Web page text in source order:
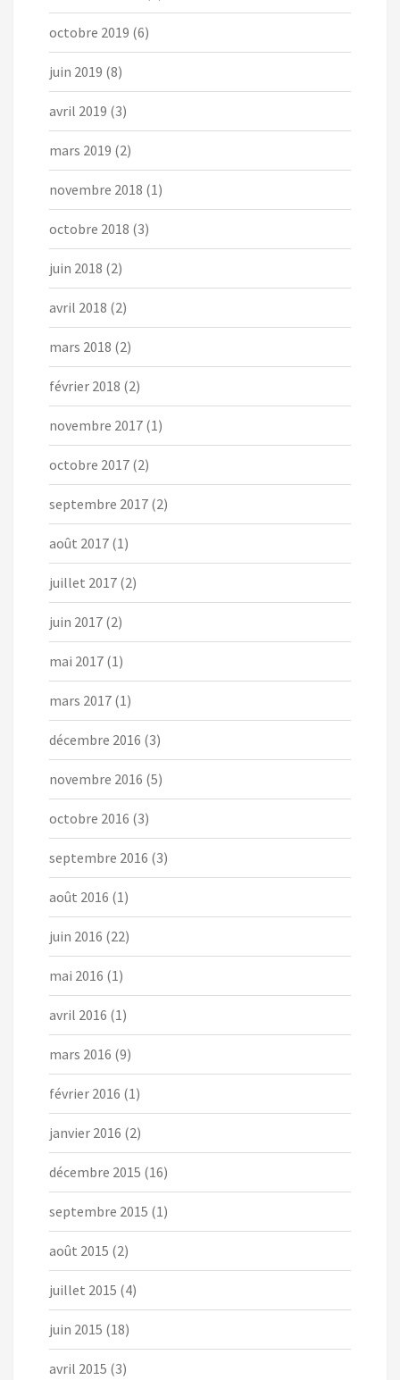
octobre 2019 (6)
juin 2019 (8)
avril 2019 (3)
mars 2019 (2)
novembre 2018 (1)
octobre 2018 (3)
juin 2018 (2)
avril 2018 (2)
mars 2018 (2)
février 2018 (2)
novembre 2017 (1)
octobre 2017 (2)
septembre 2017 (2)
août 2017 (1)
juillet 2017 (2)
juin 2017 (2)
mai 2017 (1)
mars 2017 (1)
décembre 2016 (3)
novembre 2016 (5)
octobre 2016 (3)
septembre 2016 (3)
août 2016 (1)
juin 2016 (22)
mai 2016 (1)
avril 2016 (1)
mars 2016 (9)
février 2016 (1)
janvier 2016 (2)
décembre 2015 (16)
septembre 2015 (1)
août 2015 (2)
juillet 2015 (4)
juin 2015 (18)
avril 2015 (3)